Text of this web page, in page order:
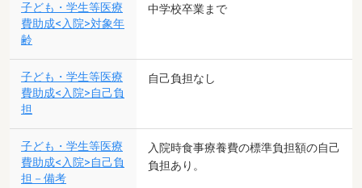
子ども・学生等医療
費助成<入院>対象年
齢
中学校卒業まで
子ども・学生等医療
費助成<入院>自己負
担
自己負担なし
子ども・学生等医療
費助成<入院>自己負
担－備考
入院時食事療養費の標準負担額の自己
負担あり。